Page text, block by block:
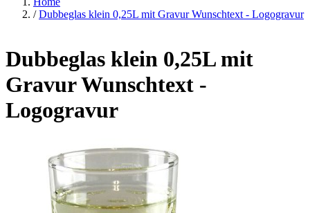
/ Dubbeglas klein 0,25L mit Gravur Wunschtext - Logogravur
Dubbeglas klein 0,25L mit
Gravur Wunschtext -
Logogravur